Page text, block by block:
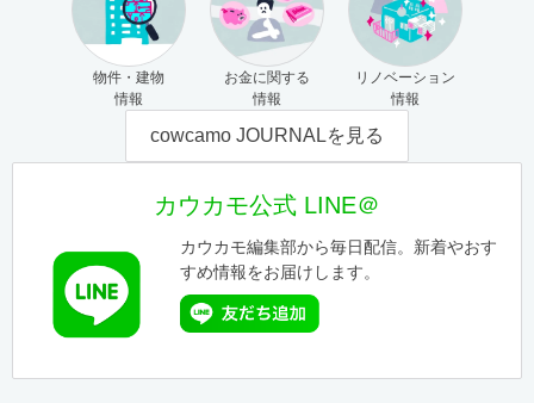
物件・建物
情報
お金に関する
情報
リノベーション
情報
cowcamo JOURNALを見る
カウカモ公式 LINE＠
カウカモ編集部から毎日配信。新着やおす
すめ情報をお届けします。